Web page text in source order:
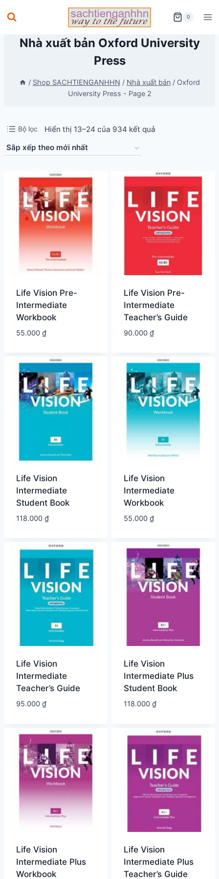
to
0
Nhà xuất bản Oxford University
Press
/ Shop SACHTIENGANHHN / Nhà xuất bản / Oxford
University Press - Page 2
Bộ lọc Hiển thị 13–24 của 934 kết quảĐã
theo
mới
Life Vision Pre-
Intermediate
Workbook
55.000 ₫
Life Vision Pre-
Intermediate
Teacher’s Guide
90.000 ₫
Life Vision
Intermediate
Student Book
118.000 ₫
Life Vision
Intermediate
Workbook
55.000 ₫
Life Vision
Intermediate
Teacher’s Guide
95.000 ₫
Life Vision
Intermediate Plus
Student Book
118.000 ₫
Life Vision
Intermediate Plus
Workbook
Life Vision
Intermediate Plus
Teacher’s Guide